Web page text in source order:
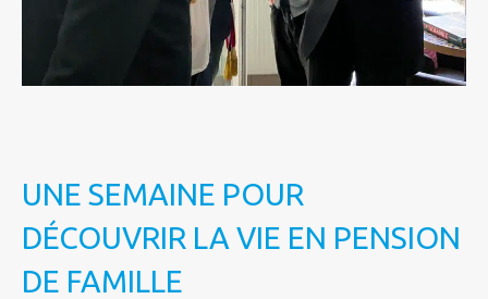
UNE SEMAINE POUR
DÉCOUVRIR LA VIE EN PENSION
DE FAMILLE